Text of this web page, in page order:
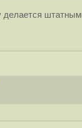
делается